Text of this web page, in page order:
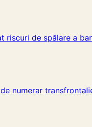
de spălare a
numerar